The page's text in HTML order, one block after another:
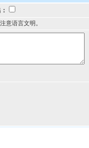
意语言文明。